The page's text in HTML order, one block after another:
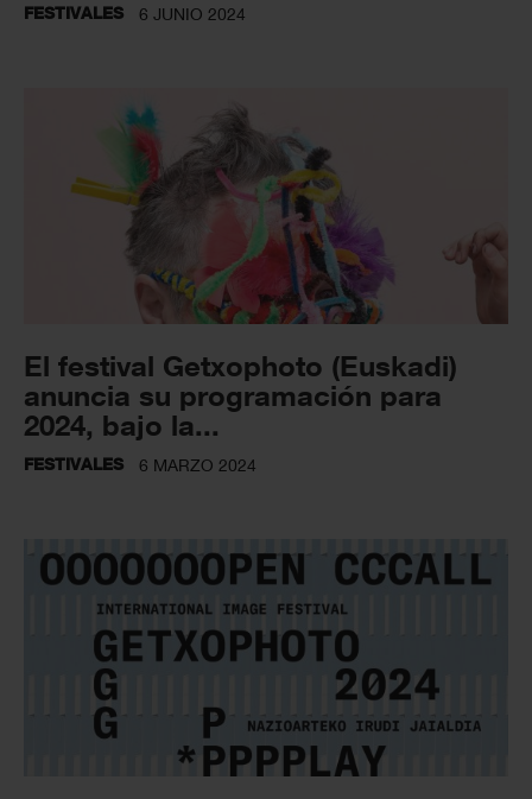
FESTIVALES 6 JUNIO 2024
El festival Getxophoto (Euskadi)
anuncia su programación para
2024, bajo la...
FESTIVALES 6 MARZO 2024